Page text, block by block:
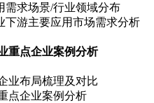
需求场景/行业领域分布
下游主要应用市场需求分析
重点企业案例分析
业布局梳理及对比
点企业案例分析